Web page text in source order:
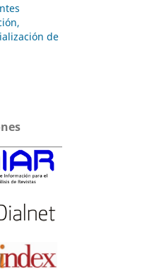
de